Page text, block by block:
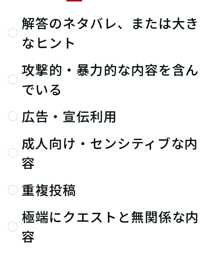
解答のネタバレ、または大き
なヒント
攻撃的・暴力的な内容を含ん
でいる
広告・宣伝利用
成人向け・センシティブな内
容
重複投稿
極端にクエストと無関係な内
容